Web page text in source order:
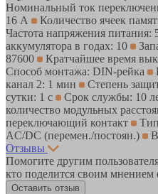
Номинальный ток
16 А
Количество ячеек
Частота напряжения питания:
аккумулятора в годах: 10
87600
Кратчайшее время
Способ монтажа: DIN-рейка
канал 2: 1 мин
Степень
сутки: 1 с
Срок службы: 10
количество модульных
переключающий контакт
AC/DC (перемен./постоян.)
Отзывы
Помогите другим
кто поделится своим мнением
Оставить отзыв